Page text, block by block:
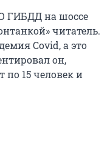
ГИБДД на шоссе
читатель.
Covid, а это
он,
по 15 человек и